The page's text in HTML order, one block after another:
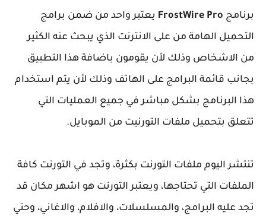
برنامج FrostWire Pro يعتبر واحد من ضمن برامج
التحميل الهامة من على الانترنت الذي يبحث عنه الكثير
من الاشخاص وذلك لأن يقومون باضافة هذا التطبيق
بجانب قائمة البرامج على الهاتف وذلك لأن يتم استخدام
هذا البرنامج بشكل مباشر في جميع العمليات التي
تتعلق بتحميل ملفات التورنيت من الموبايل.
تنتشر اليوم ملفات التورنت بكثرة، وتجد في التورنت كافة
الملفات التي تحتاجها، ويعتبر التورنت هو اشهر مكان قد
تجد عليه البرامج، والمسلسلات، والافلام، والاغاني، وحتي